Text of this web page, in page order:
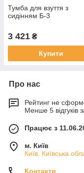
Тумба для взуття з
сидінням Б-3
3 421 ₴
Купити
Про нас
Рейтинг не
Менше 5 відгуків
Працює з
м. Київ
Київ, Київська
Контакти